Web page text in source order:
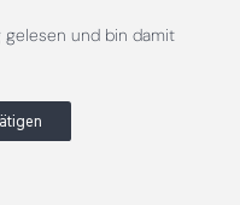
gelesen und bin damit